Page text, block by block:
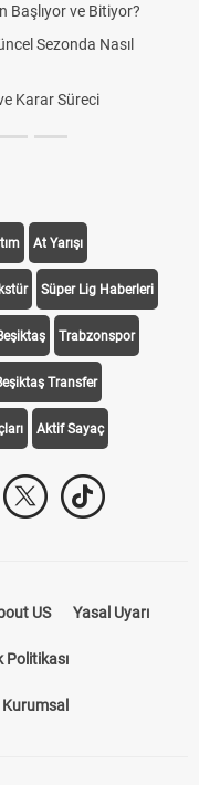
Başlıyor ve Bitiyor?
Sezonda Nasıl
Karar Süreci
At Yarışı
Süper Lig Haberleri
Trabzonspor
Transfer
Aktif Sayaç
US Yasal Uyarı
Politikası